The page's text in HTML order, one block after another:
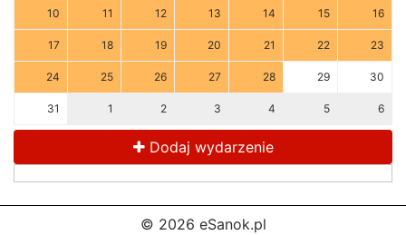
10 11 12 13 14 15 16
17 18 19 20 21 22 23
24 25 26 27 28 29 30
31 1 2 3 4 5 6
Dodaj wydarzenie
© 2026 eSanok.pl